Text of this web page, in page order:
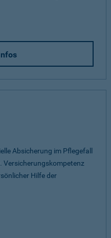
Absicherung im Pflegefall
Versicherungskompetenz
Hilfe der